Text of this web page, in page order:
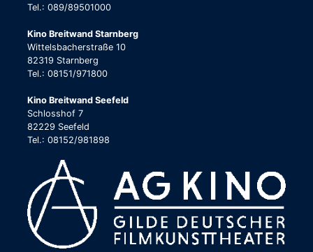
Tel.: 089/89501000
Kino Breitwand Starnberg
Wittelsbacherstraße 10
82319 Starnberg
Tel.: 08151/971800
Kino Breitwand Seefeld
Schlosshof 7
82229 Seefeld
Tel.: 08152/981898